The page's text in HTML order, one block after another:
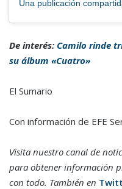
De interés: Camilo rinde
su álbum «Cuatro»
El Sumario
Con información de EFE
Visita nuestro canal de
para obtener información
con todo. También en